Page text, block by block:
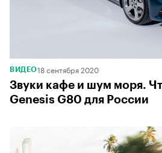
ВИДЕО18 сентября 2020
Звуки кафе и шум моря.
Genesis G80 для России